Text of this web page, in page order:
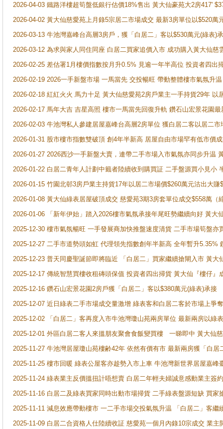
2026-04-03 鐵路洋樓超筍盤低銀行估價18%售出 黃大仙豪苑大2房417'
2026-04-02 黃大仙慈愛苑上月錄5宗居二市場成交 最新3房單位以$520萬
2026-03-13 牛池灣嘉峰台高層3房戶，獲「白居二」客以$530萬元(綠表)
2026-03-12 為求與家人同住同座 白居二買家追價入市 成功購入黃大仙
2026-02-25 差估署1月樓價指數按月升0.5% 見逾一年半高位 投資者四
2026-02-19 2026一手新盤市場 一馬當先 交投暢旺 帶動整體樓市氣氛升
2026-02-18 紅紅火火 馬力十足 黃大仙慈愛苑2房戶業主一手持貨29年 以
2026-02-17 馬年大吉 吉星高照 樓市一馬當先回復升軌 鑽石山宏景花園
2026-02-03 牛池灣私人參建居屋嘉峰台高層2房單位 獲白居二客以居二市
2026-01-31 股市樓市指數雙破頂 創4年半新高 居屋自由市場罕有低市價
2026-01-27 2026西沙一手新盤大賣，連帶二手市場入市氣氛亦同步升温
2026-01-22 白居二青年人計劃中籤者陸續收到購買証 二手盤源買小見小
2026-01-15 竹園北邨3房戶業主持貨17年以居二市場價$260萬元沽出大賺
2026-01-08 黃大仙綠表居屋破頂成交 慈愛苑3期3房套單位成交$558萬（
2026-01-06 「新年伊始」踏入2026樓市氣氛承接年尾旺勢繼續向好 黃
2025-12-30 樓市氣氛暢旺 一手發展商加快推盤速度清貨 二手市場筍盤
2025-12-27 二手市道勢頭如虹 代理領先指數創年半新高 全年暫升5.35%
2025-12-23 普天同慶聖誕節即將臨近 「白居二」買家繼續搶閘入市 黃
2025-12-17 傳統智慧買樓收租磚頭保值 投資者四出掃貨 黃大仙『樓仔
2025-12-16 鑽石山宏景花園2房戶獲「白居二」客以$380萬元(綠表)承接
2025-12-07 近日綠表二手市場成交量激增 綠表客和白居二客於市場上
2025-12-02 「白居二」客再度入市牛池灣瓊山苑兩房單位 最新兩房以綠
2025-12-01 外區白居二客人來搵朋友聚會食飯變買樓 一睇即中 黃大仙
2025-11-27 牛池灣居屋瓊山苑樓齢42年 依然有價有市 最新兩房獲「白居
2025-11-25 樓市回暖 綠表公屋客亦趁勢入市上車 牛池灣新世界居屋嘉峰
2025-11-24 綠表業主反價搵扭計唔想賣 白居二年輕夫婦誠意感動業主簽
2025-11-16 白居二及綠表買家同時出動市場掃貨 二手綠表盤源短缺 買
2025-11-11 減息效應帶動樓市 一二手市場交投氣氛升温 「白居二」客
2025-11-09 白居二合資格人仕陸續收証 慈愛苑一個月內錄10宗成交 業